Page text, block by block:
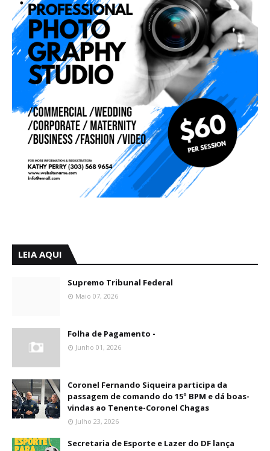
LEIA AQUI
Supremo Tribunal Federal
Maio 07, 2026
Folha de Pagamento -
Junho 01, 2026
Coronel Fernando Siqueira participa da
passagem de comando do 15º BPM e dá boas-
vindas ao Tenente-Coronel Chagas
Julho 23, 2026
Secretaria de Esporte e Lazer do DF lança